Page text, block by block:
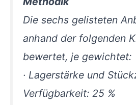
Die sechs gelisteten
anhand der folgenden
bewertet, je gewichtet:
· Lagerstärke und
Verfügbarkeit: 25 %